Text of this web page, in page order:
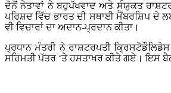
ਦੋਨੋਂ ਨੇਤਾਵਾਂ ਨੇ ਬਹੁਪੱਖਵਾਦ ਅਤੇ ਸੰਯੁਕਤ
ਪਰਿਸ਼ਦ ਵਿੱਚ ਭਾਰਤ ਦੀ ਸਥਾਈ ਮੈਂਬਰਸ਼ਿਪ ਦੇ
ਵੀ ਵਿਚਾਰਾਂ ਦਾ ਅਦਾਨ-ਪ੍ਰਦਾਨ ਕੀਤਾ।
ਪ੍ਰਧਾਨ ਮੰਤਰੀ ਨੇ ਰਾਸ਼ਟਰਪਤੀ
ਸਹਿਮਤੀ ਪੱਤਰ ‘ਤੇ ਹਸਤਾਖਰ ਕੀਤੇ ਗਏ। ਇਸ